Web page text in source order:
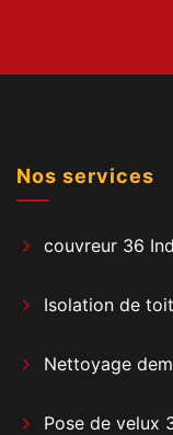
Nos services
couvreur 36
Isolation de
Nettoyage
Pose de velux